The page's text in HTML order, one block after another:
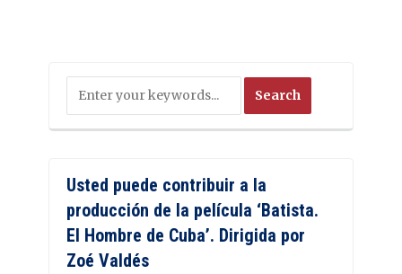
Usted puede contribuir a la
producción de la película ‘Batista.
El Hombre de Cuba’. Dirigida por
Zoé Valdés